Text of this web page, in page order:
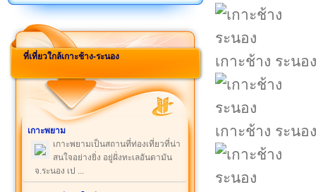
ที่เที่ยวใกล้เกาะช้าง-ระนอง
เกาะพยาม
เกาะพยามเป็นสถานที่ท่องเที่ยวที่น่า
สนใจอย่างยิ่ง อยู่ฝั่งทะเลอันดามัน
จ.ระนอง เป ...
เกาะช้าง ระนอง
เกาะช้าง ระนอง